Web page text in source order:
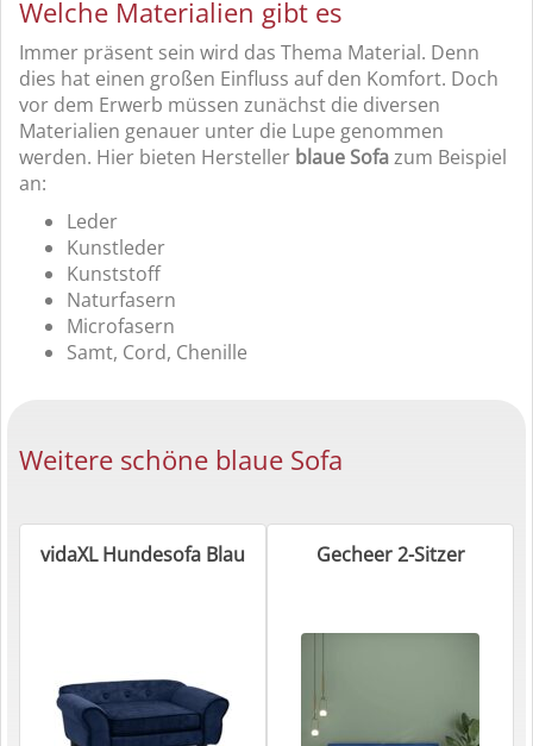
Welche Materialien gibt es
Immer präsent sein wird das Thema Material. Denn
dies hat einen großen Einfluss auf den Komfort. Doch
vor dem Erwerb müssen zunächst die diversen
Materialien genauer unter die Lupe genommen
werden. Hier bieten Hersteller blaue Sofazum Beispiel
an:
Leder
Kunstleder
Kunststoff
Naturfasern
Microfasern
Samt, Cord, Chenille
Weitere schöne blaue Sofa
vidaXL Hundesofa Blau Gecheer 2-Sitzer